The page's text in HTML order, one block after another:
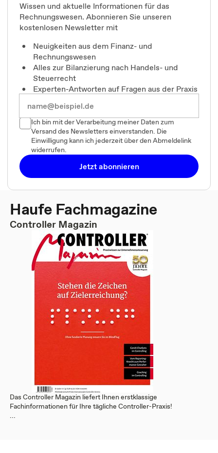
Wissen und aktuelle Informationen für das
Rechnungswesen. Abonnieren Sie unseren
kostenlosen Newsletter mit
Neuigkeiten aus dem Finanz- und
Rechnungswesen
Alles zur Bilanzierung nach Handels- und
Steuerrecht
Experten-Antworten auf Fragen aus der Praxis
Ich bin mit der Verarbeitung meiner Daten zum
Versand des Newsletters einverstanden. Die
Einwilligung kann ich jederzeit über den Abmeldelink
widerrufen.
Jetzt abonnieren
Haufe Fachmagazine
Controller Magazin
Das Controller Magazin liefert Ihnen erstklassige
Fachinformationen für Ihre tägliche Controller-Praxis!
...